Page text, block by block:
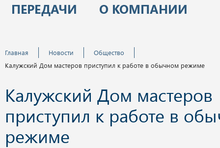
ПЕРЕДАЧИ
О КОМПАНИИ
Главная Новости
Общество
Калужский Дом мастеров приступил к работе в обычном режиме
Калужский Дом мастеров
приступил к работе в
режиме